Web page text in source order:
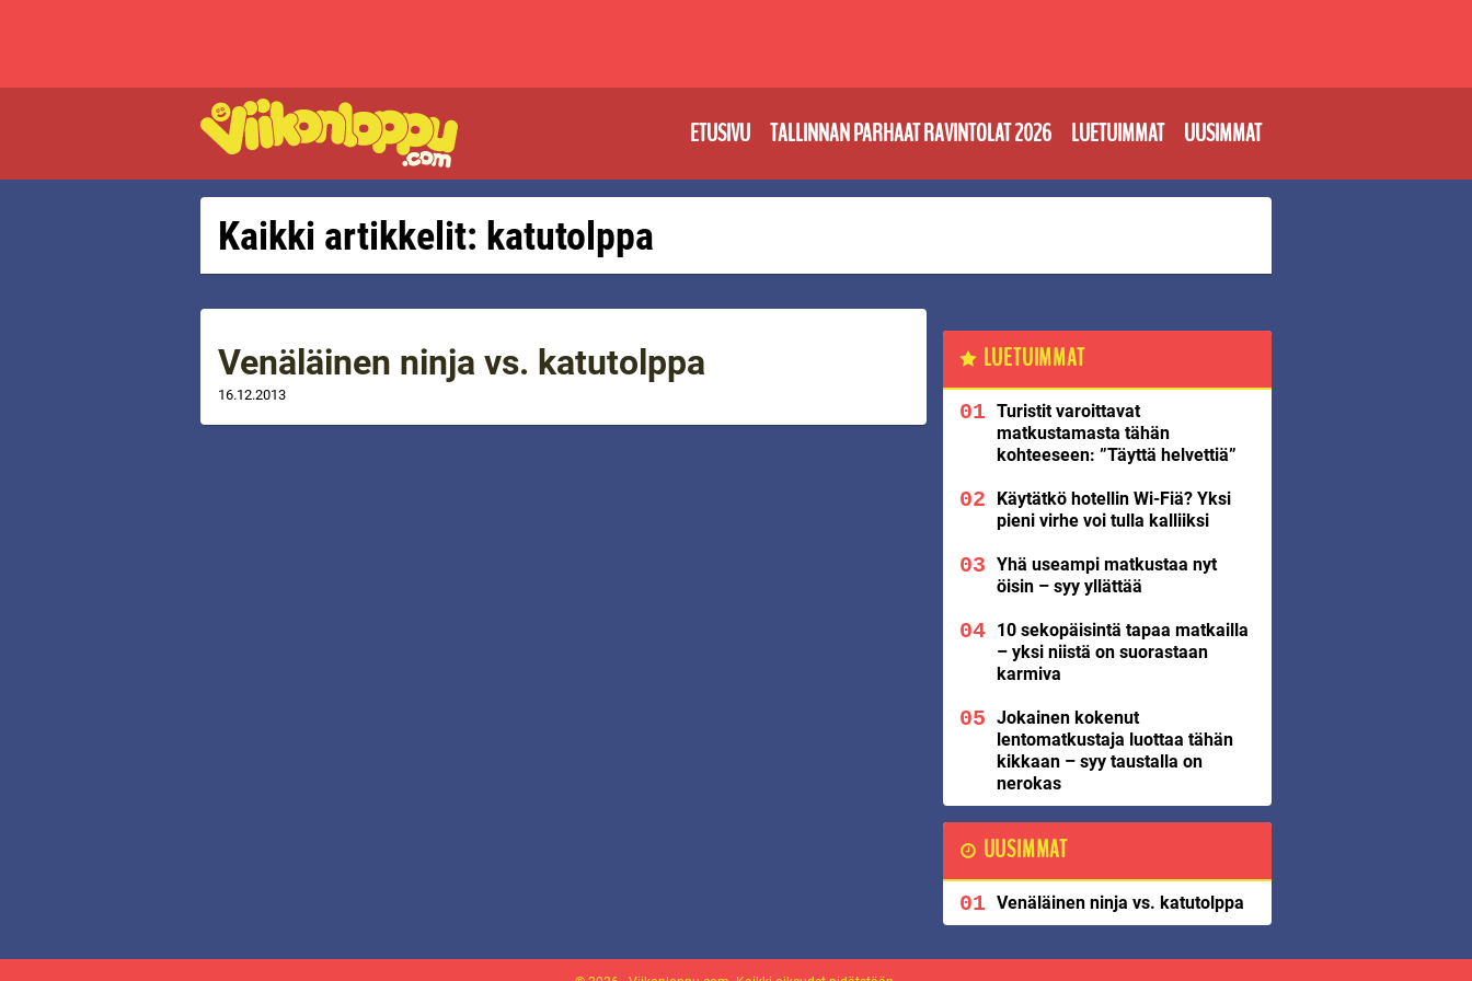
ETUSIVU TALLINNAN PARHAAT RAVINTOLAT 2026 LUETUIMMAT UUSIMMAT
Kaikki artikkelit: katutolppa
Venäläinen ninja vs. katutolppa
16.12.2013
LUETUIMMAT
Turistit varoittavat
matkustamasta tähän
kohteeseen: ”Täyttä helvettiä”
Käytätkö hotellin Wi-Fiä? Yksi
pieni virhe voi tulla kalliiksi
Yhä useampi matkustaa nyt
öisin – syy yllättää
10 sekopäisintä tapaa matkailla
– yksi niistä on suorastaan
karmiva
Jokainen kokenut
lentomatkustaja luottaa tähän
kikkaan – syy taustalla on
nerokas
UUSIMMAT
Venäläinen ninja vs. katutolppa